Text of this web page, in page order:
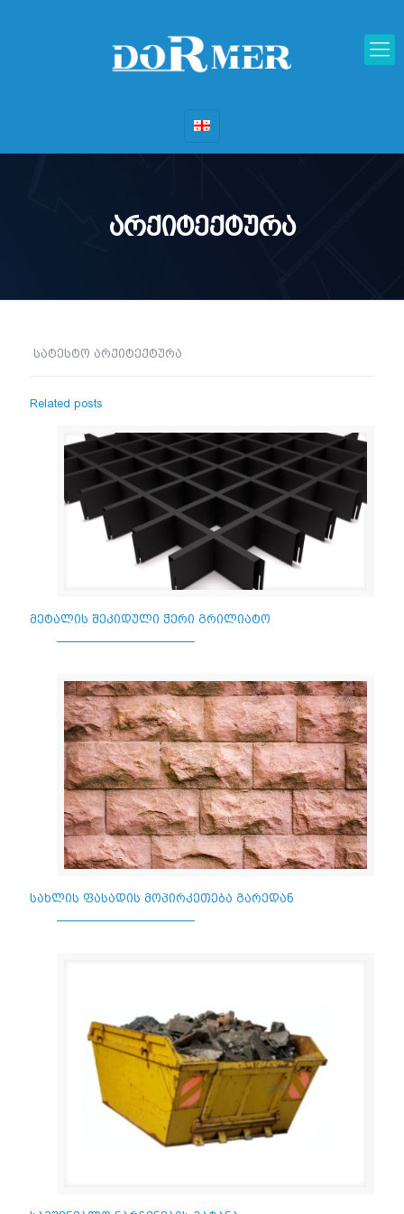
არქიტექტურა
სატესტო არქიტექტურა
Related posts
მეტალის შეკიდული ჭერი გრილიატო
სახლის ფასადის მოპირკეთება გარედან